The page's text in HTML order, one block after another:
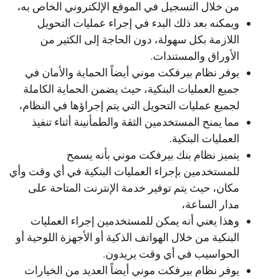
من خلال التسجيل في الموقع الإلكتروني الخاص به،
ويمكنه بعد ذلك البدء في إجراء عمليات التحويل
اللازمة بكل سهولة، دون الحاجة إلى الكثير من
الأوراق والمستندات.
يوفر نظام بيرفكت موني أيضاً الحماية والأمان في
جميع العمليات البنكية، حيث يضمن الحماية الكاملة
لجميع عمليات التحويل التي يتم إجراؤها في النظام،
مما يمنح المستخدمين الثقة والطمأنينة أثناء تنفيذ
العمليات البنكية.
يتميز نظام بنك بيرفكت موني بأنه يسمح
للمستخدمين بإجراء العمليات البنكية في أي وقت وأي
مكان، حيث يتم توفير خدمة الإنترنت المتاحة على
مدار الساعة،
وهذا يعني أنه يمكن للمستخدمين إجراء العمليات
البنكية من خلال الهواتف الذكية أو الأجهزة اللوحية أو
الحواسيب في أي وقت يريدون.
يوفر نظام بيرفكت موني أيضاً العديد من الخيارات